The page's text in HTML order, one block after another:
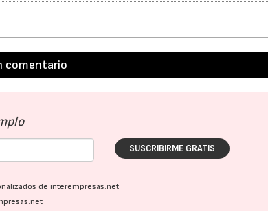
comentario
SUSCRIBIRME GRATIS
de interempresas.net